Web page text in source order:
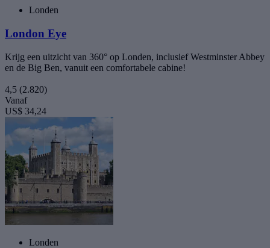
Londen
London Eye
Krijg een uitzicht van 360° op Londen, inclusief Westminster Abbey
en de Big Ben, vanuit een comfortabele cabine!
4,5 (2.820)
Vanaf
US$ 34,24
Londen